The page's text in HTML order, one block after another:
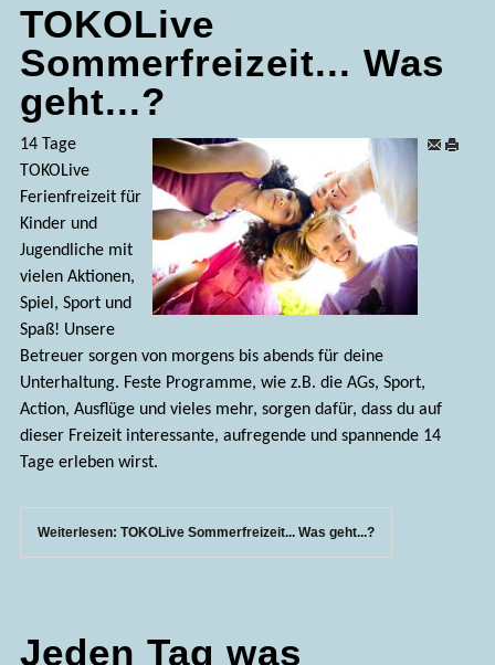
TOKOLive
Sommerfreizeit... Was
geht...?
14 Tage
TOKOLive
Ferienfreizeit für
Kinder und
Jugendliche mit
vielen Aktionen,
Spiel, Sport und
Spaß! Unsere
Betreuer sorgen von morgens bis abends für deine
Unterhaltung. Feste Programme, wie z.B. die AGs, Sport,
Action, Ausflüge und vieles mehr, sorgen dafür, dass du auf
dieser Freizeit interessante, aufregende und spannende 14
Tage erleben wirst.
Weiterlesen: TOKOLive Sommerfreizeit... Was geht...?
Jeden Tag was